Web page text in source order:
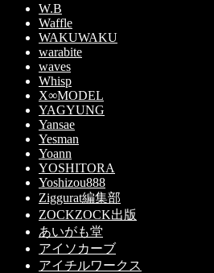
W.B
Waffle
WAKUWAKU
warabite
waves
Whisp
X∞MODEL
YAGYUNG
Yansae
Yesman
Yoann
YOSHITORA
Yoshizou888
Ziggurat編集部
ZOCKZOCK出版
あいがも堂
アイソカーブ
アイチルワークス